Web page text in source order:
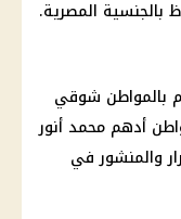
بالجنسية المصرية.
بالمواطن شوقي
أدهم محمد أنور
والمنشور في